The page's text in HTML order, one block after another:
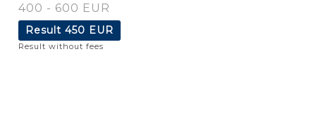
400 - 600 EUR
Result 450 EUR
Result without fees